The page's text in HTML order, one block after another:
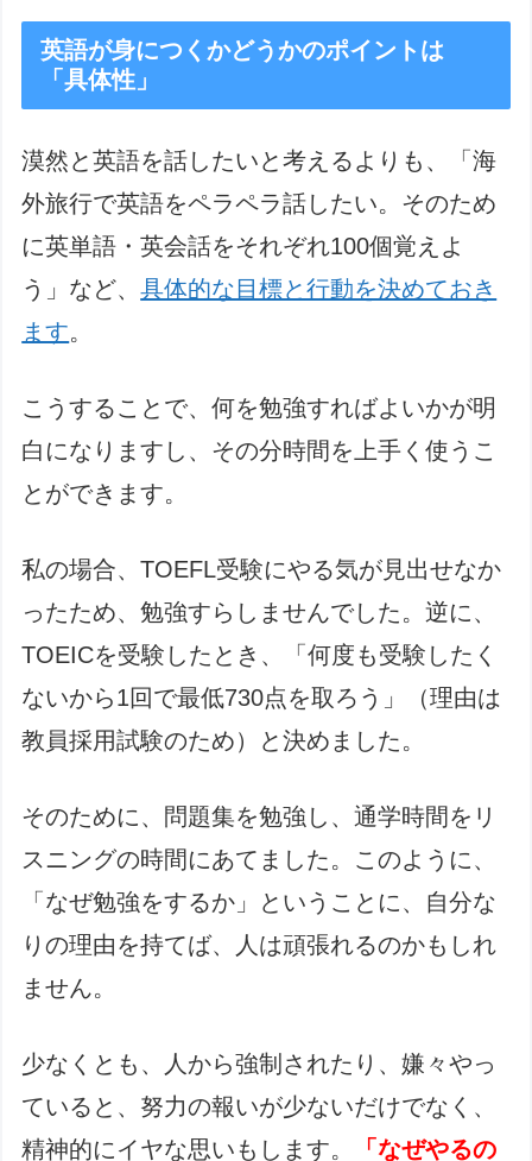
英語が身につくかどうかのポイントは
「具体性」
漠然と英語を話したいと考えるよりも、「海
外旅行で英語をペラペラ話したい。そのため
に英単語・英会話をそれぞれ100個覚えよ
う」など、具体的な目標と行動を決めておき
ます。
こうすることで、何を勉強すればよいかが明
白になりますし、その分時間を上手く使うこ
とができます。
私の場合、TOEFL受験にやる気が見出せなか
ったため、勉強すらしませんでした。逆に、
TOEICを受験したとき、「何度も受験したく
ないから1回で最低730点を取ろう」（理由は
教員採用試験のため）と決めました。
そのために、問題集を勉強し、通学時間をリ
スニングの時間にあてました。このように、
「なぜ勉強をするか」ということに、自分な
りの理由を持てば、人は頑張れるのかもしれ
ません。
少なくとも、人から強制されたり、嫌々やっ
ていると、努力の報いが少ないだけでなく、
精神的にイヤな思いもします。
「なぜやるの